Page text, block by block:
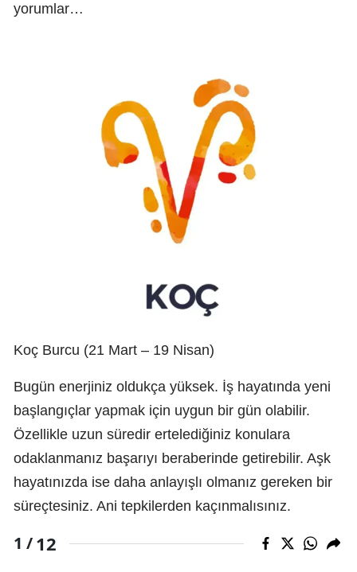
yorumlar…
Koç Burcu (21 Mart – 19 Nisan)
Bugün enerjiniz oldukça yüksek. İş hayatında yeni
başlangıçlar yapmak için uygun bir gün olabilir.
Özellikle uzun süredir ertelediğiniz konulara
odaklanmanız başarıyı beraberinde getirebilir. Aşk
hayatınızda ise daha anlayışlı olmanız gereken bir
süreçtesiniz. Ani tepkilerden kaçınmalısınız.
1 /12